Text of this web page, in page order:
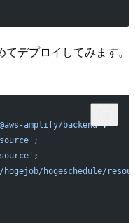
デプロイしてみます。
amplify/backend';
;
;
hogeschedule/